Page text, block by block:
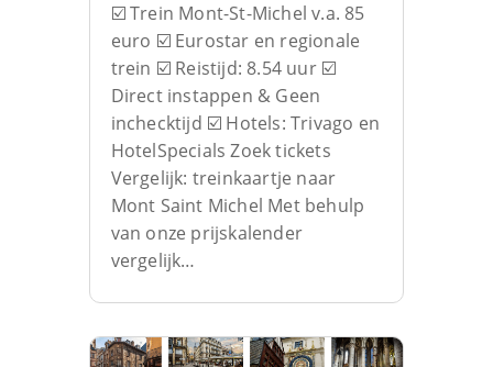
☑️ Trein Mont-St-Michel v.a. 85
euro ☑️ Eurostar en regionale
trein ☑️ Reistijd: 8.54 uur ☑️
Direct instappen & Geen
inchecktijd ☑️ Hotels: Trivago en
HotelSpecials Zoek tickets
Vergelijk: treinkaartje naar
Mont Saint Michel Met behulp
van onze prijskalender
vergelijk…